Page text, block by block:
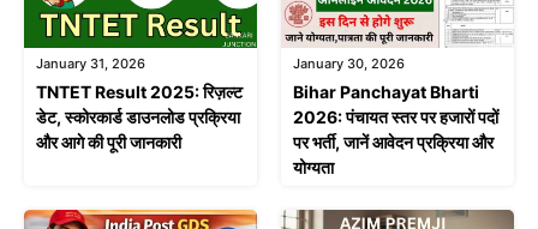
January 31, 2026
TNTET Result 2025: रिज़ल्ट
डेट, स्कोरकार्ड डाउनलोड प्रक्रिया
और आगे की पूरी जानकारी
January 30, 2026
Bihar Panchayat Bharti
2026: पंचायत स्तर पर हजारों पदों
पर भर्ती, जानें आवेदन प्रक्रिया और
योग्यता